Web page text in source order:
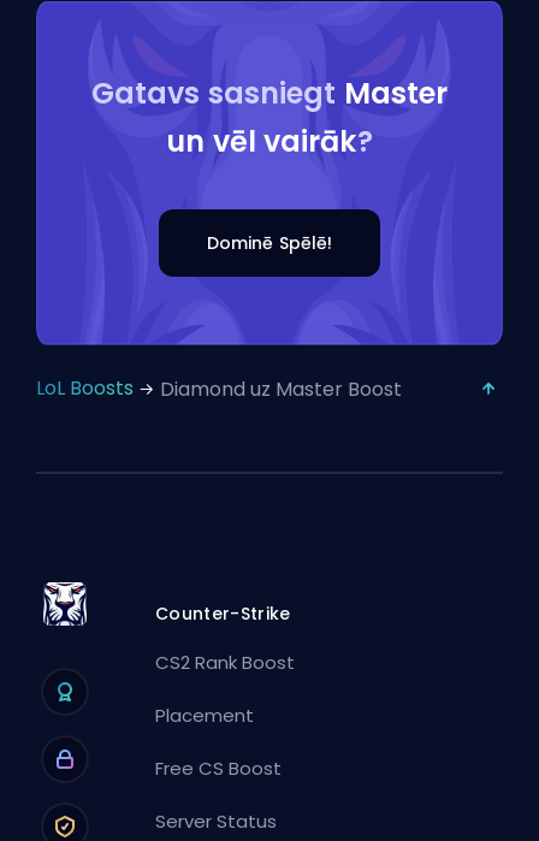
Gatavs sasniegt Master
un vēl vairāk?
Dominē Spēlē!
LoL Boosts Diamond uz Master Boost
Counter-Strike
CS2 Rank Boost
Placement
Free CS Boost
Server Status